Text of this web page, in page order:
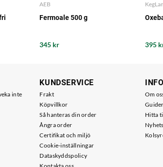
AEB
Fermoale 500 g
345 kr 395
inte
KUNDSERVICE
Frakt
Köpvillkor
Så hanteras din order
Ångra order
Certifikat och miljö
Cookie-inställningar
Dataskyddspolicy
Om
Guider
Hitta